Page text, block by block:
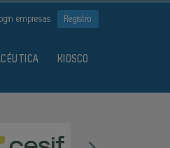
Login empresas Registro
KIOSCO